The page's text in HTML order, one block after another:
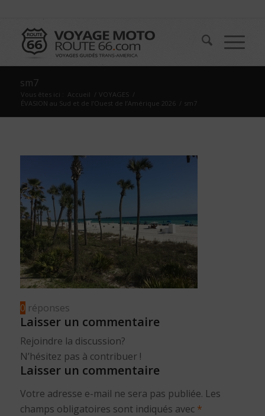
sm7
Vous êtes ici : Accueil / VOYAGES /
ÉVASION au Sud et de l’Ouest de l’Amérique 2026 / sm7
0 réponses
Laisser un commentaire
Rejoindre la discussion?
N’hésitez pas à contribuer !
Laisser un commentaire
Votre adresse e-mail ne sera pas publiée. Les
champs obligatoires sont indiqués avec *